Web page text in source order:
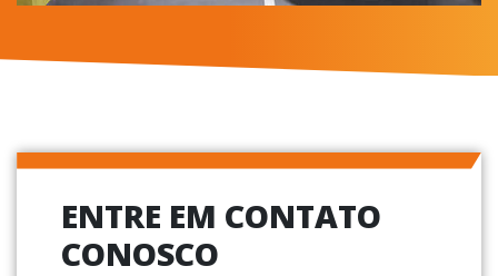
ENTRE EM CONTATO
CONOSCO